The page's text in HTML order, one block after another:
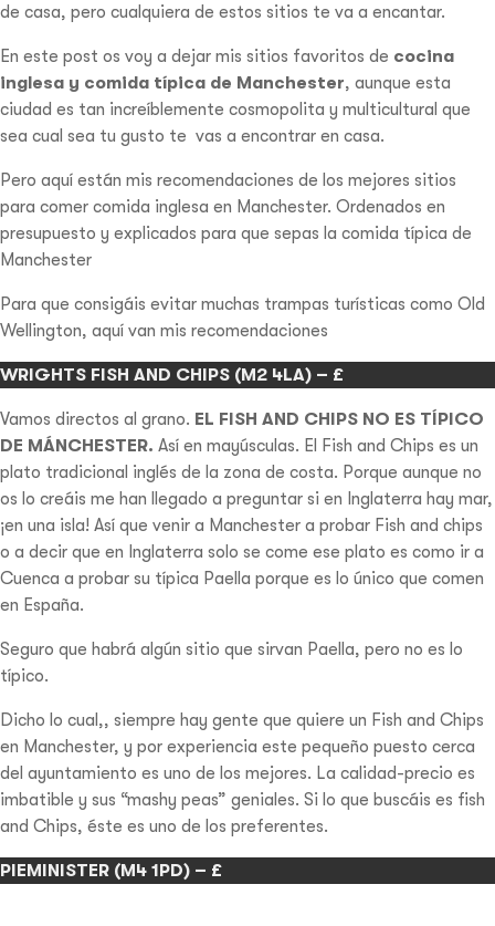
de casa, pero cualquiera de estos sitios te va a encantar.
En este post os voy a dejar mis sitios favoritos de cocina
inglesa y comida típica de Manchester, aunque esta
ciudad es tan increíblemente cosmopolita y multicultural que
sea cual sea tu gusto te vas a encontrar en casa.
Pero aquí están mis recomendaciones de los mejores sitios
para comer comida inglesa en Manchester. Ordenados en
presupuesto y explicados para que sepas la comida típica de
Manchester
Para que consigáis evitar muchas trampas turísticas como Old
Wellington, aquí van mis recomendaciones
WRIGHTS FISH AND CHIPS (M2 4LA) – £
Vamos directos al grano. EL FISH AND CHIPS NO ES TÍPICO
DE MÁNCHESTER. Así en mayúsculas. El Fish and Chips es un
plato tradicional inglés de la zona de costa. Porque aunque no
os lo creáis me han llegado a preguntar si en Inglaterra hay mar,
¡en una isla! Así que venir a Manchester a probar Fish and chips
o a decir que en Inglaterra solo se come ese plato es como ir a
Cuenca a probar su típica Paella porque es lo único que comen
en España.
Seguro que habrá algún sitio que sirvan Paella, pero no es lo
típico.
Dicho lo cual,, siempre hay gente que quiere un Fish and Chips
en Manchester, y por experiencia este pequeño puesto cerca
del ayuntamiento es uno de los mejores. La calidad-precio es
imbatible y sus “mashy peas” geniales. Si lo que buscáis es fish
and Chips, éste es uno de los preferentes.
PIEMINISTER (M4 1PD) – £